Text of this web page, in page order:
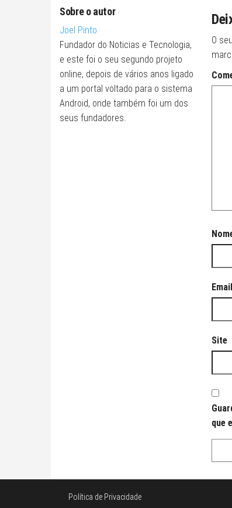
Sobre o autor
Joel Pinto
Fundador do Noticias e Tecnologia,
e este foi o seu segundo projeto
online, depois de vários anos ligado
a um portal voltado para o sistema
Android, onde também foi um dos
seus fundadores.
O
Email
Site
que
Política de Privacidade